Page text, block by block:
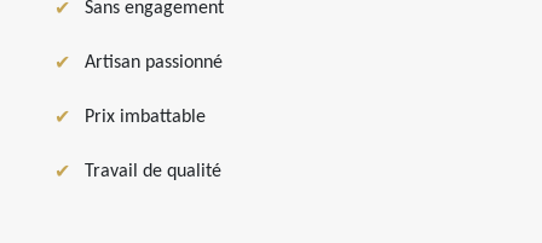
Sans engagement
Artisan passionné
Prix imbattable
Travail de qualité